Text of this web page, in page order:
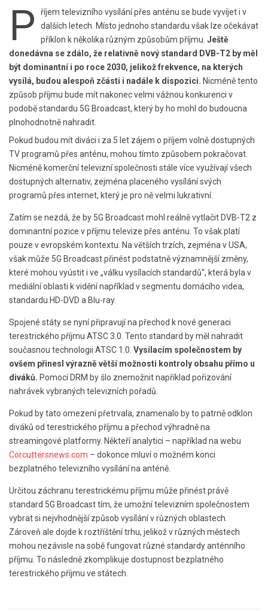
P
říjem televizního vysílání přes anténu se bude vyvíjet i v
dalších letech. Místo jednoho standardu však lze očekávat
příklon k několika různým způsobům příjmu. Ještě
donedávna se zdálo, že relativně nový standard DVB-T2 by měl
být dominantní i po roce 2030, jelikož frekvence, na kterých
vysílá, budou alespoň zčásti i nadále k dispozici. Nicméně tento
způsob příjmu bude mít nakonec velmi vážnou konkurenci v
podobě standardu 5G Broadcast, který by ho mohl do budoucna
plnohodnotně nahradit.
Pokud budou mít diváci i za 5 let zájem o příjem volně dostupných
TV programů přes anténu, mohou tímto způsobem pokračovat.
Nicméně komerční televizní společnosti stále více využívají všech
dostupných alternativ, zejména placeného vysílání svých
programů přes internet, který je pro ně velmi lukrativní.
Zatím se nezdá, že by 5G Broadcast mohl reálně vytlačit DVB-T2 z
dominantní pozice v příjmu televize přes anténu. To však platí
pouze v evropském kontextu. Na větších trzích, zejména v USA,
však může 5G Broadcast přinést podstatně významnější změny,
které mohou vyústit i ve „válku vysílacích standardů“, která byla v
mediální oblasti k vidění například v segmentu domácího videa,
standardu HD-DVD a Blu-ray.
Spojené státy se nyní připravují na přechod k nové generaci
terestrického příjmu ATSC 3.0. Tento standard by měl nahradit
současnou technologii ATSC 1.0. Vysílacím společnostem by
ovšem přinesl výrazně větší možnosti kontroly obsahu přímo u
diváků. Pomocí DRM by šlo znemožnit například pořizování
nahrávek vybraných televizních pořadů.
Pokud by tato omezení přetrvala, znamenalo by to patrně odklon
diváků od terestrického příjmu a přechod výhradně na
streamingové platformy. Někteří analytici – například na webu
Corcuttersnews.com – dokonce mluví o možném konci
bezplatného televizního vysílání na anténě.
Určitou záchranu terestrickému příjmu může přinést právě
standard 5G Broadcast tím, že umožní televizním společnostem
vybrat si nejvhodnější způsob vysílání v různých oblastech.
Zároveň ale dojde k roztříštění trhu, jelikož v různých městech
mohou nezávisle na sobě fungovat různé standardy anténního
příjmu. To následně zkomplikuje dostupnost bezplatného
terestrického příjmu ve státech.